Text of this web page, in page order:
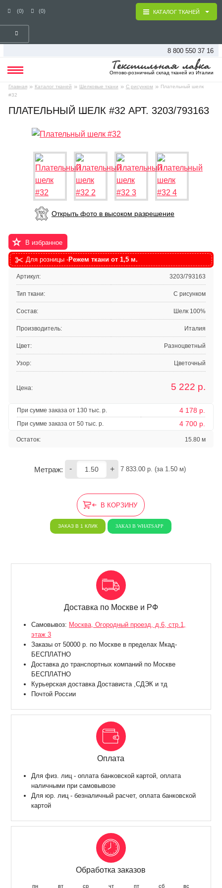
(0) (0)
8 800 550 37 16
Оптово-розничный склад тканей из Италии
Главная » Каталог тканей » Шелковые ткани » С рисунком » Плательный шелк
#32
КАТАЛОГ ТКАНЕЙ
ПЛАТЕЛЬНЫЙ ШЕЛК #32 АРТ. 3203/793163
Открыть фото в высоком разрешение
В избранное
Для розницы -Режем ткани от 1,5 м.
Артикул: 3203/793163
Тип ткани: С рисунком
Состав: Шелк 100%
Производитель: Италия
Цвет: Разноцветный
Узор: Цветочный
Цена: 5 222 р.
При сумме заказа от 130 тыс. р. 4 178 р.
При сумме заказа от 50 тыс. р. 4 700 р.
Остаток: 15.80 м
Метраж: - + 7 833.00 р. (за 1.50 м)
В КОРЗИНУ
ЗАКАЗ В 1 КЛИК ЗАКАЗ В WHATSAPP
Доставка по Москве и РФ
Самовывоз: Москва, Огородный проезд, д.6, стр.1,
этаж 3
Заказы от 50000 р. по Москве в пределах Мкад-
БЕСПЛАТНО
Доставка до транспортных компаний по Москве
БЕСПЛАТНО
Курьерская доставка Достависта ,СДЭК и тд
Почтой России
Оплата
Для физ. лиц - оплата банковской картой, оплата
наличными при самовывозе
Для юр. лиц - безналичный расчет, оплата банковской
картой
Обработка заказов
пн вт ср чт пт сб вс